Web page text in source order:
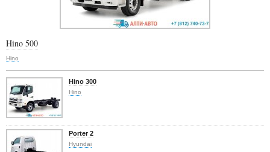
Hino 500
Hino
Hino 300
Hino
Porter 2
Hyundai